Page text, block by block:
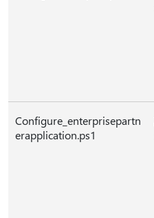
Configure_enterprisepartn
erapplication.ps1